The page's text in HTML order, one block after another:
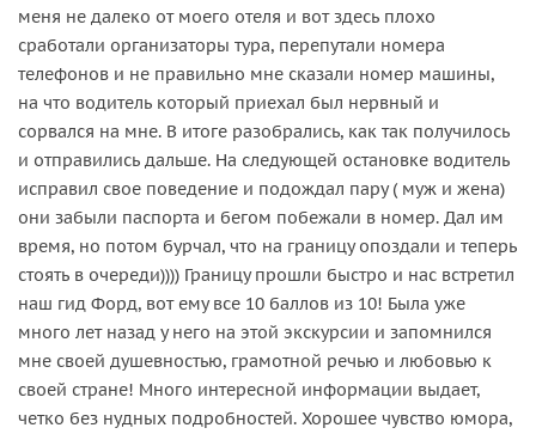
меня не далеко от моего отеля и вот здесь плохо
сработали организаторы тура, перепутали номера
телефонов и не правильно мне сказали номер машины,
на что водитель который приехал был нервный и
сорвался на мне. В итоге разобрались, как так получилось
и отправились дальше. На следующей остановке водитель
исправил свое поведение и подождал пару ( муж и жена)
они забыли паспорта и бегом побежали в номер. Дал им
время, но потом бурчал, что на границу опоздали и теперь
стоять в очереди)))) Границу прошли быстро и нас встретил
наш гид Форд, вот ему все 10 баллов из 10! Была уже
много лет назад у него на этой экскурсии и запомнился
мне своей душевностью, грамотной речью и любовью к
своей стране! Много интересной информации выдает,
четко без нудных подробностей. Хорошее чувство юмора,